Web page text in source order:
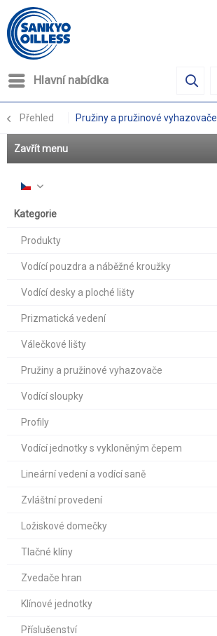
Hlavní nabídka
Přehled Pružiny a pružinové vyhazovače
Zavřít menu
Česky
Kategorie
Produkty
Vodící pouzdra a náběžné kroužky
Vodící desky a ploché lišty
Prizmatická vedení
Válečkové lišty
Pružiny a pružinové vyhazovače
Vodící sloupky
Profily
Vodící jednotky s vykloněným čepem
Lineární vedení a vodící saně
Zvláštní provedení
Ložiskové domečky
Tlačné klíny
Zvedače hran
Klínové jednotky
Příslušenství